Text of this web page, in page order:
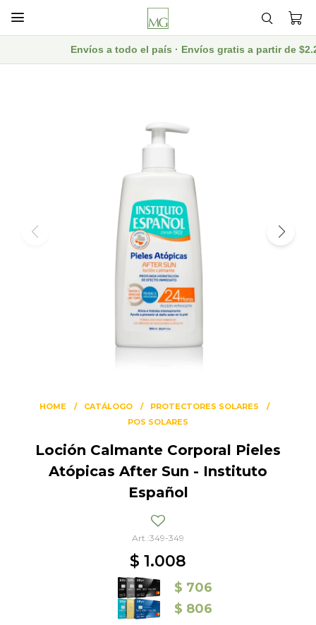

Envíos a todo el país · Envíos gratis a partir de
HOME CATÁLOGO
PROTECTORES SOLARES
POS SOLARES
Loción Calmante Corporal Pieles
Atópicas After Sun - Instituto
Español
349-349
$ 1.008
$ 706
$ 806